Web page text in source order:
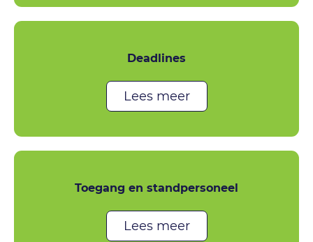
Deadlines
Lees meer
Toegang en standpersoneel
Lees meer